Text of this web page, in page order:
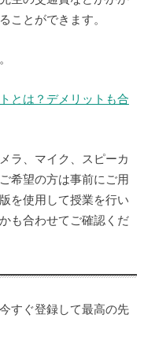
ことができます。
とは？デメリットも合
ラ、マイク、スピーカ
希望の方は事前にご用
を使用して授業を行い
も合わせてご確認くだ
すぐ登録して最高の先